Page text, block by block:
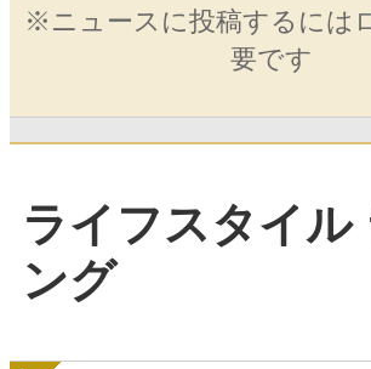
※ニュースに投稿するには
要です
ライフスタイル
ング